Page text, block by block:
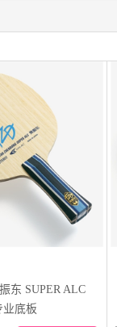
东 SUPER ALC
业底板